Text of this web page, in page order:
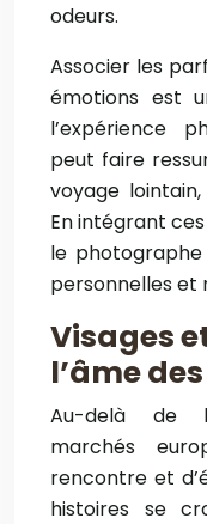
odeurs.
Associer les
émotions est
l’expérience
peut faire
voyage
En intégrant
le
personnelles et
Visages
l’âme
Au-delà de
marchés
rencontre et
histoires se